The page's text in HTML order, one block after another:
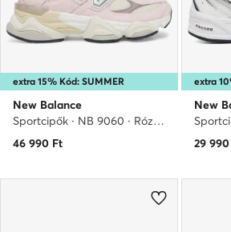
extra 15% Kód: SUMMER
New Balance
Sportcipők · NB 9060 · Rózsaszín
46 990 Ft
extra
New
29 990